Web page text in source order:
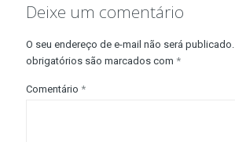
Deixe um comentário
O seu endereço de e-mail não será publicado.
obrigatórios são marcados com *
Comentário *